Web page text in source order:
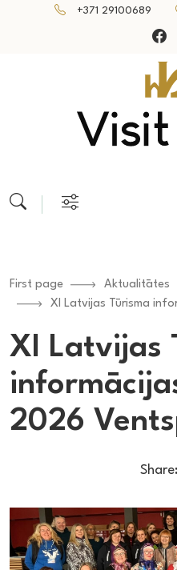
+371 29100689
First page Aktualitātes
XI Latvijas Tūrisma
XI Latvijas
2026
Share: